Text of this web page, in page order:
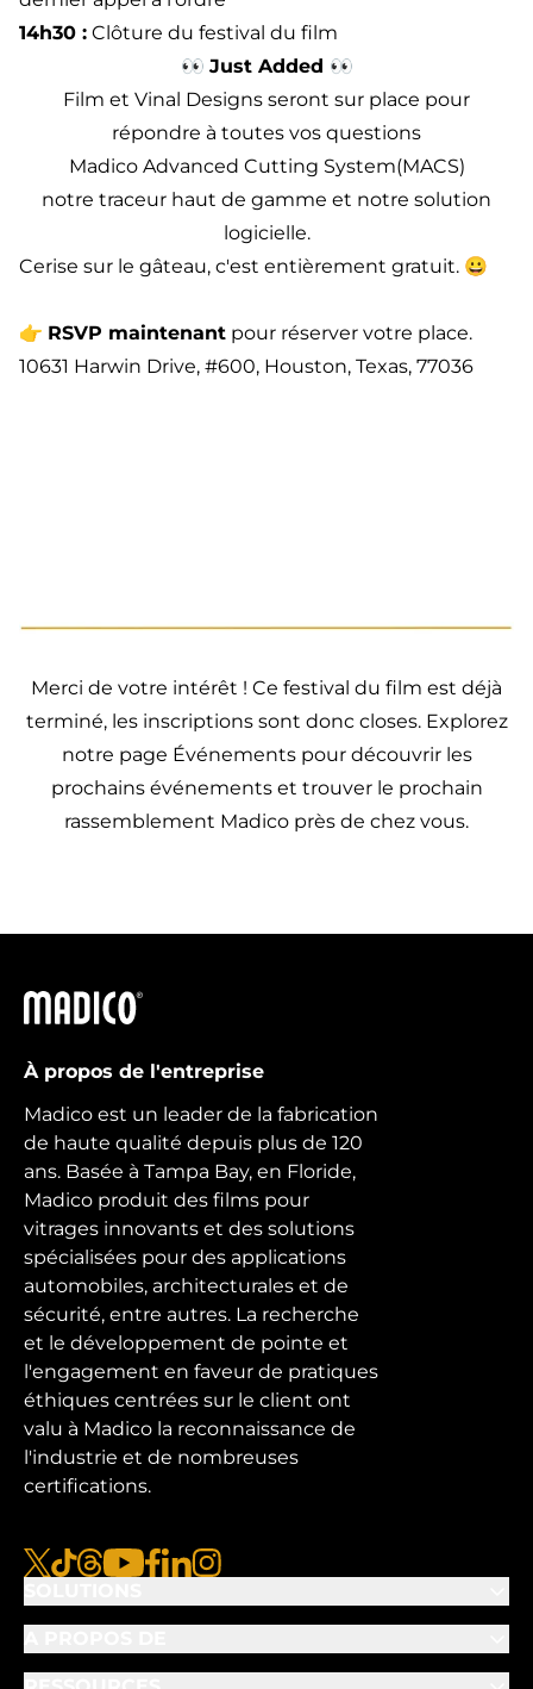
14h30 : Clôture du festival du film
👀 Just Added 👀
Film et Vinal Designs seront sur place pour
répondre à toutes vos questions
Madico Advanced Cutting System(MACS)
notre traceur haut de gamme et notre solution
logicielle.
Cerise sur le gâteau, c'est entièrement gratuit. 😀
👉 RSVP maintenant pour réserver votre place.
10631 Harwin Drive, #600, Houston, Texas, 77036
Merci de votre intérêt ! Ce festival du film est déjà
terminé, les inscriptions sont donc closes. Explorez
notre page Événementspour découvrir les
prochains événements et trouver le prochain
rassemblement Madico près de chez vous.
Madico
À propos de l'entreprise
Madico est un leader de la fabrication
de haute qualité depuis plus de 120
ans. Basée à Tampa Bay, en Floride,
Madico produit des films pour
vitrages innovants et des solutions
spécialisées pour des applications
automobiles, architecturales et de
sécurité, entre autres. La recherche
et le développement de pointe et
l'engagement en faveur de pratiques
éthiques centrées sur le client ont
valu à Madico la reconnaissance de
l'industrie et de nombreuses
certifications.